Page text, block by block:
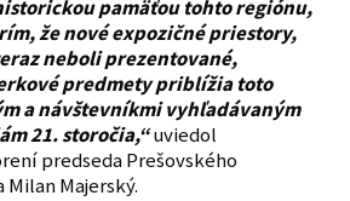
pamäťou tohto regiónu,
že nové expozičné priestory,
neboli prezentované,
predmety priblížia toto
a návštevníkmi vyhľadávaným
21. storočia,“uviedol
predseda Prešovského
Majerský.